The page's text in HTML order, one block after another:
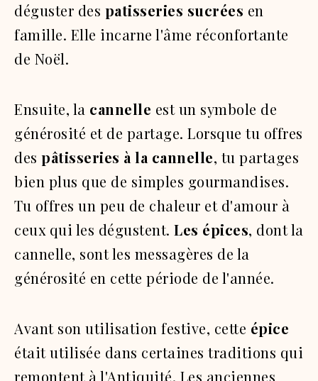
déguster des patisseries sucrées en
famille. Elle incarne l'âme réconfortante
de Noël.
Ensuite, la cannelle est un symbole de
générosité et de partage. Lorsque tu offres
des pâtisseries à la cannelle, tu partages
bien plus que de simples gourmandises.
Tu offres un peu de chaleur et d'amour à
ceux qui les dégustent. Les épices, dont la
cannelle, sont les messagères de la
générosité en cette période de l'année.
Avant son utilisation festive, cette épice
était utilisée dans certaines traditions qui
remontent à l'Antiquité. Les anciennes